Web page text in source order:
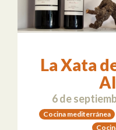
La Xata
6 de
Cocina mediterránea